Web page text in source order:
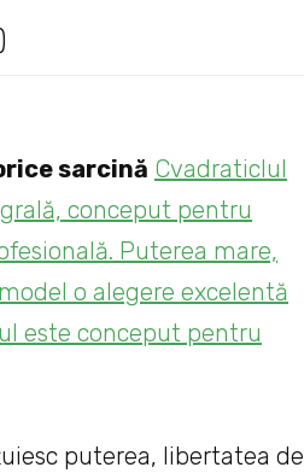
sarcină Cvadraticlul
conceput pentru
Puterea mare,
o alegere excelentă
este conceput pentru
puterea, libertatea de